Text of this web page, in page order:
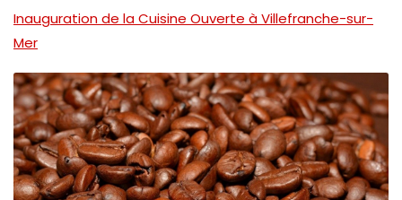
Inauguration de la Cuisine Ouverte à Villefranche-sur-
Mer